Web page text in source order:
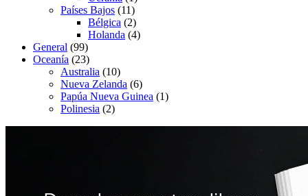
Países Bajos (11)
Bélgica (2)
Holanda (4)
General (99)
Oceanía (23)
Australia (10)
Nueva Zelanda (6)
Papúa Nueva Guinea (1)
Polinesia (2)